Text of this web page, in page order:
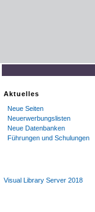
Aktuelles
Neue Seiten
Neuerwerbungslisten
Neue Datenbanken
Führungen und Schulungen
Visual Library Server 2018